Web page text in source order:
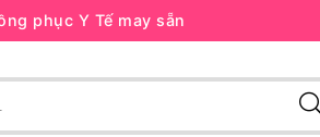
phục Y Tế may sẵn